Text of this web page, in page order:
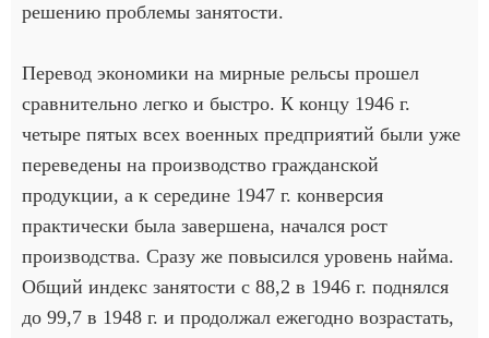
решению проблемы занятости.
Перевод экономики на мирные рельсы прошел
сравнительно легко и быстро. К концу 1946 г.
четыре пятых всех военных предприятий были уже
переведены на производство гражданской
продукции, а к середине 1947 г. конверсия
практически была завершена, начался рост
производства. Сразу же повысился уровень найма.
Общий индекс занятости с 88,2 в 1946 г. поднялся
до 99,7 в 1948 г. и продолжал ежегодно возрастать,